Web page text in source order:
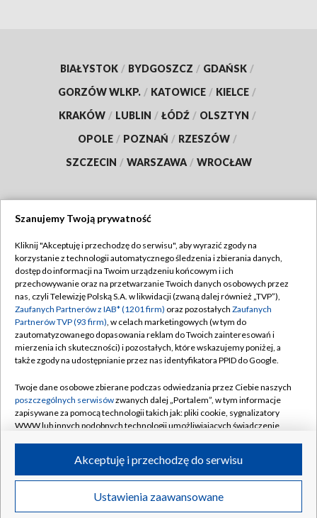
BIAŁYSTOK / BYDGOSZCZ / GDAŃSK /
GORZÓW WLKP. / KATOWICE / KIELCE /
KRAKÓW / LUBLIN / ŁÓDŹ / OLSZTYN /
OPOLE / POZNAŃ / RZESZÓW /
SZCZECIN / WARSZAWA / WROCŁAW
TVP
Abonament TVP
Emisja w TVP
Centrum informacji TVP
Naziemna Telewizja Cyfrowa
Rada Programowa
System NOS
Informacje o nadawcy
Program dla prasy
Ogłoszenie przetargowe
Regulamin TVP
Polityka prywatności
Moje zgody
Pomoc
Kontakt
Kanały
©2026 Telewizja Polska S.A. w likwidacji
Szanujemy Twoją prywatność
Kliknij "Akceptuję i przechodzę do serwisu", aby wyrazić zgody na
korzystanie z technologii automatycznego śledzenia i zbierania danych,
dostęp do informacji na Twoim urządzeniu końcowym i ich
przechowywanie oraz na przetwarzanie Twoich danych osobowych przez
nas, czyli Telewizję Polską S.A. w likwidacji (zwaną dalej również „TVP”),
Zaufanych Partnerów z IAB* (1201 firm) oraz pozostałych Zaufanych
Partnerów TVP (93 firm), w celach marketingowych (w tym do
zautomatyzowanego dopasowania reklam do Twoich zainteresowań i
mierzenia ich skuteczności) i pozostałych, które wskazujemy poniżej, a
także zgody na udostępnianie przez nas identyfikatora PPID do Google.
Twoje dane osobowe zbierane podczas odwiedzania przez Ciebie naszych
poszczególnych serwisówzwanych dalej „Portalem”, w tym informacje
zapisywane za pomocą technologii takich jak: pliki cookie, sygnalizatory
WWW lub innych podobnych technologii umożliwiających świadczenie
ruchu w Internecie.
Twoje dane osobowe zbierane podczas odwiedzania przez Ciebie
poszczególnych serwisówna Portalu, takie jak adresy IP, identyfikatory
Ustawienia zaawansowane
Akceptuję i przechodzę do serwisu